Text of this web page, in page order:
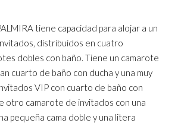
tiene capacidad para alojar a un
distribuidos en cuatro
dobles con baño. Tiene un camarote
cuarto de baño con ducha y una muy
VIP con cuarto de baño con
otro camarote de invitados con una
pequeña cama doble y una litera